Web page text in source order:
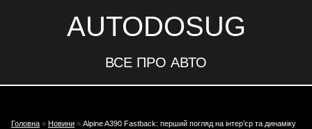
AUTODOSUG
ВСЕ ПРО АВТО
Головна » Новини » Alpine A390 Fastback: перший погляд на інтер’єр та динаміку